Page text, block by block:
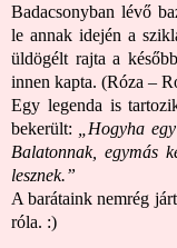
Badacsonyban lévő
le annak idején a
üldögélt rajta a
innen kapta. (Róza –
Egy legenda is
bekerült:
„Hogyha
Balatonnak, egymás
lesznek.”
A barátaink nemrég
róla. :)